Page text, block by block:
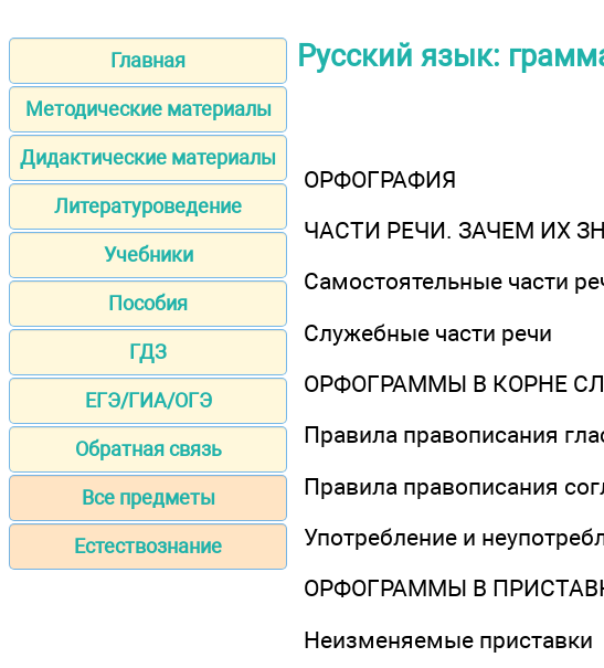
Главная
Методические материалы
Дидактические материалы
Литературоведение
Учебники
Пособия
ГДЗ
ЕГЭ/ГИА/ОГЭ
Обратная связь
Все предметы
Естествознание
Русский язык:
ОРФОГРАФИЯ
ЧАСТИ РЕЧИ. ЗАЧЕМ ИХ
Самостоятельные части
Служебные части речи
ОРФОГРАММЫ В КОРНЕ
Правила правописания
Правила правописания
Употребление и
ОРФОГРАММЫ В
Неизменяемые приставки